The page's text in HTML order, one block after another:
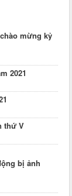
mừng kỷ
2021
thứ V
bị ảnh